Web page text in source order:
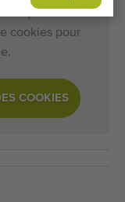
bloquent cette
cookies pour
COOKIES